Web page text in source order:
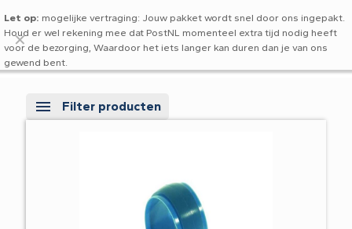
Let op: mogelijke vertraging: Jouw pakket wordt snel door ons ingepakt.
Houd er wel rekening mee dat PostNL momenteel extra tijd nodig heeft
voor de bezorging, Waardoor het iets langer kan duren dan je van ons
gewend bent.
✕
Filter producten